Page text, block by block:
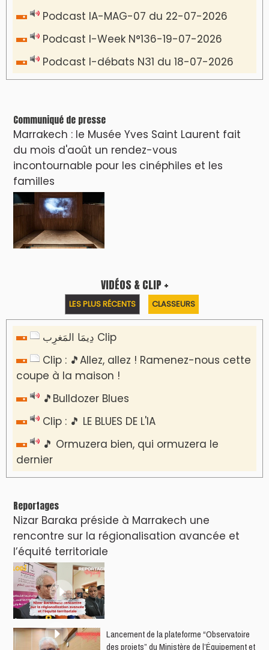
VIDÉOS & CLIP +
LES PLUS RÉCENTS CLASSEURS
دِيمَا المَغرِب Clip
🎵Bulldozer Blues
Clip : 🎵 LE BLUES DE L'IA
🎵 Ormuzera bien, qui ormuzera le
dernier
Reportages
Nizar Baraka préside à Marrakech une
l’équité territoriale
​Lancement de la plateforme “Observatoire
des projets” du Ministère de l’Équipement et
AGENDA CULTUREL
Dunia Batma en Tournée à Tanger
World Tour 2026
Nacim Haddad débarque à Tanger : Le
Souffle du Nord s'éveille !
Nacim Haddad Ayta World Tour à Rabat (
4ème date )
Hatim Ammor En Concert Exclusif à Tanger :
Un show Live Exceptionnel Cet été !